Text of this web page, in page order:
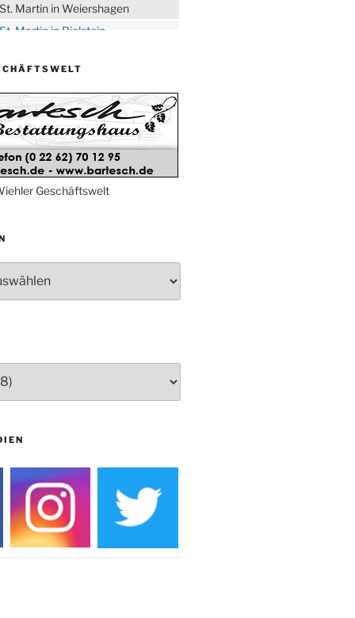
Martin in Weiershagen
Martin in Bielstein
der Tollitäten
Bielsteiner Männerchor
am Ehrenmal
an der
Kirche
Frauenchor
im Ev. Gemeindehaus
Burghaus
rund um die
Geschäftswelt